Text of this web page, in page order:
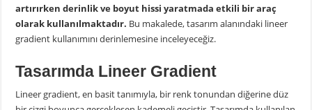
artırırken derinlik ve boyut hissi yaratmada etkili bir araç
olarak kullanılmaktadır. Bu makalede, tasarım alanındaki lineer
gradient kullanımını derinlemesine inceleyeceğiz.
Tasarımda Lineer Gradient
Lineer gradient, en basit tanımıyla, bir renk tonundan diğerine düz